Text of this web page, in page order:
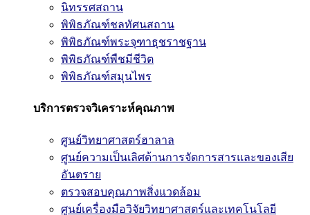
นิทรรศสถาน
พิพิธภัณฑ์ชลทัศนสถาน
พิพิธภัณฑ์พระจุฑาธุชราชฐาน
พิพิธภัณฑ์พืชมีชีวิต
พิพิธภัณฑ์สมุนไพร
บริการตรวจวิเคราะห์คุณภาพ
ศูนย์วิทยาศาสตร์ฮาลาล
ศูนย์ความเป็นเลิศด้านการจัดการสารและของเสีย
อันตราย
ตรวจสอบคุณภาพสิ่งแวดล้อม
ศูนย์เครื่องมือวิจัยวิทยาศาสตร์และเทคโนโลยี